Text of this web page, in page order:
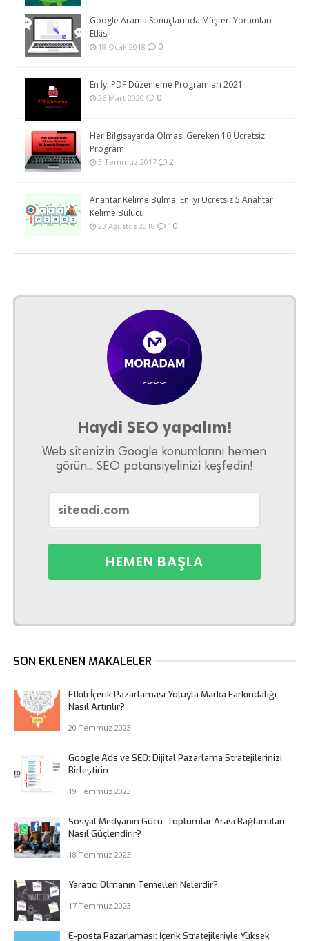
Google Arama Sonuçlarında Müşteri Yorumları
Etkisi
18 Ocak 2018 0
En İyi PDF Düzenleme Programları 2021
26 Mart 2020 0
Her Bilgisayarda Olması Gereken 10 Ücretsiz
Program
3 Temmuz 2017 2
Anahtar Kelime Bulma: En İyi Ücretsiz 5 Anahtar
Kelime Bulucu
23 Ağustos 2018 10
Haydi SEO yapalım!
Web sitenizin Google konumlarını hemen
görün... SEO potansiyelinizi keşfedin!
SON EKLENEN MAKALELER
Etkili İçerik Pazarlaması Yoluyla Marka Farkındalığı
Nasıl Artırılır?
20 Temmuz 2023
Google Ads ve SEO: Dijital Pazarlama Stratejilerinizi
Birleştirin
19 Temmuz 2023
Sosyal Medyanın Gücü: Toplumlar Arası Bağlantıları
Nasıl Güçlendirir?
18 Temmuz 2023
Yaratıcı Olmanın Temelleri Nelerdir?
17 Temmuz 2023
E-posta Pazarlaması: İçerik Stratejileriyle Yüksek